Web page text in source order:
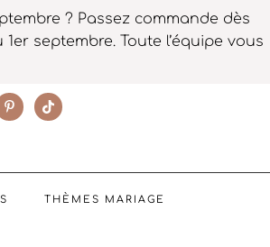
? Passez commande dès
septembre. Toute l’équipe vous
THÈMES MARIAGE